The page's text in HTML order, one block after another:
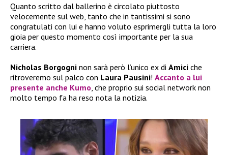
Quanto scritto dal ballerino è circolato piuttosto
velocemente sul web, tanto che in tantissimi si sono
congratulati con lui e hanno voluto esprimergli tutta la loro
gioia per questo momento così importante per la sua
carriera.
Nicholas Borgogni non sarà però l’unico ex di Amici che
ritroveremo sul palco con Laura Pausini! Accanto a lui
presente anche Kumo , che proprio sui social network non
molto tempo fa ha reso nota la notizia.